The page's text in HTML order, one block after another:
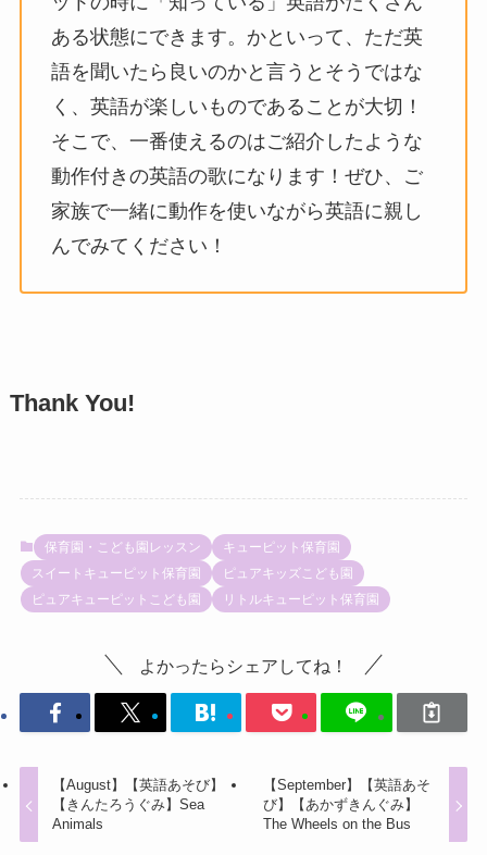
ある状態にできます。かといって、ただ英
語を聞いたら良いのかと言うとそうではな
く、英語が楽しいものであることが大切！
そこで、一番使えるのはご紹介したような
動作付きの英語の歌になります！ぜひ、ご
家族で一緒に動作を使いながら英語に親し
んでみてください！
Thank You!
保育園・こども園レッスン
キューピット保育園
スイートキューピット保育園
ピュアキッズこども園
ピュアキューピットこども園
リトルキューピット保育園
よかったらシェアしてね！
【August】【英語あそび】
【きんたろうぐみ】Sea
Animals
【September】【英語あそ
び】【あかずきんぐみ】
The Wheels on the Bus